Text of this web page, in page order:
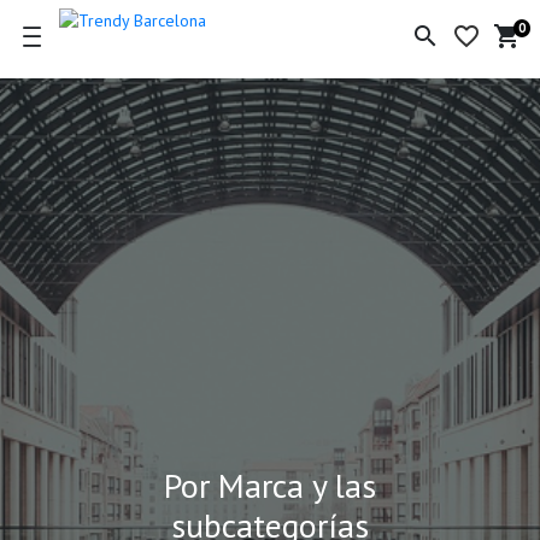
search favorite_border
la
0
shopping_cart
Por Marca y las
subcategorías